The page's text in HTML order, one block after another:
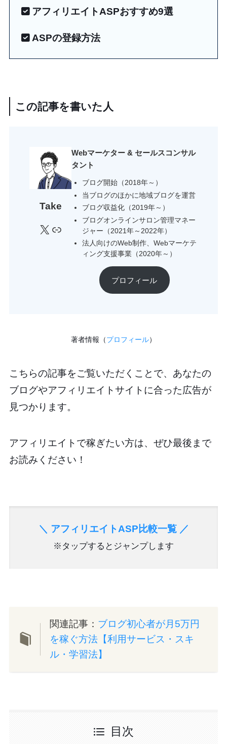
アフィリエイトASPおすすめ9選
ASPの登録方法
この記事を書いた人
Take
X リンク
Webマーケター & セールスコンサル
タント
ブログ開始（2018年～）
当ブログのほかに地域ブログを運営
ブログ収益化（2019年～）
ブログオンラインサロン管理マネー
ジャー（2021年～2022年）
法人向けのWeb制作、Webマーケテ
ィング支援事業（2020年～）
プロフィール
著者情報（プロフィール）
こちらの記事をご覧いただくことで、あなたの
ブログやアフィリエイトサイトに合った広告が
見つかります。
アフィリエイトで稼ぎたい方は、ぜひ最後まで
お読みください！
＼ アフィリエイトASP比較一覧 ／
※タップするとジャンプします
関連記事： ブログ初心者が月5万円
を稼ぐ方法【利用サービス・スキ
ル・学習法】
目次